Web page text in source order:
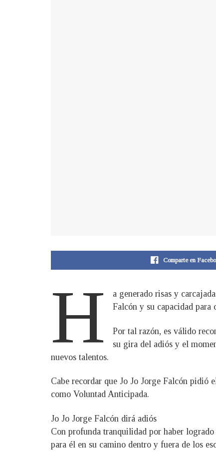
Comparte en
H
a generado risas y
Falcón y su capacidad
Por tal razón, es válido
su gira del adiós y el
nuevos talentos.
Cabe recordar que Jo Jo Jorge Falcón pidió
como Voluntad Anticipada.
Jo Jo Jorge Falcón dirá adiós
Con profunda tranquilidad por haber
para él en su camino dentro y fuera de los